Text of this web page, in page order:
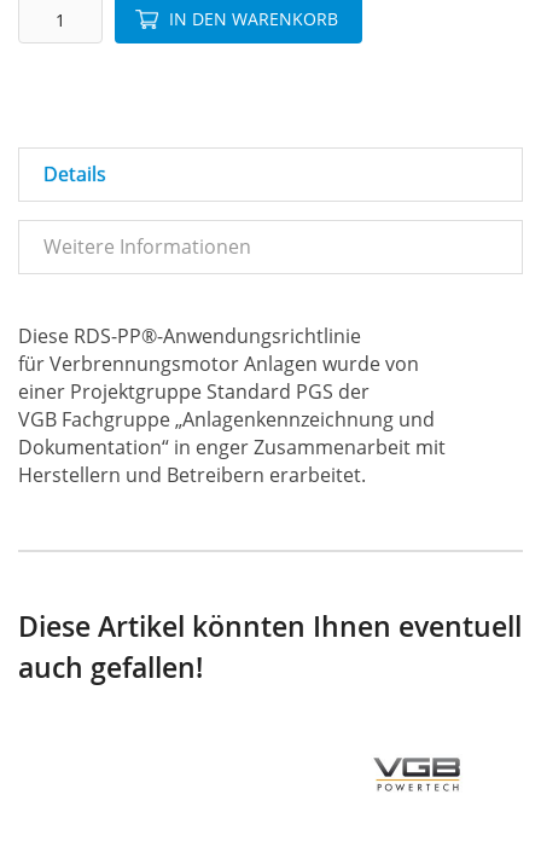
IN DEN WARENKORB
Details
Weitere Informationen
Diese RDS-PP®-Anwendungsrichtlinie
für Verbrennungsmotor Anlagen wurde von
einer Projektgruppe Standard PGS der
VGB Fachgruppe „Anlagenkennzeichnung und
Dokumentation“ in enger Zusammenarbeit mit
Herstellern und Betreibern erarbeitet.
Diese Artikel könnten Ihnen eventuell
auch gefallen!